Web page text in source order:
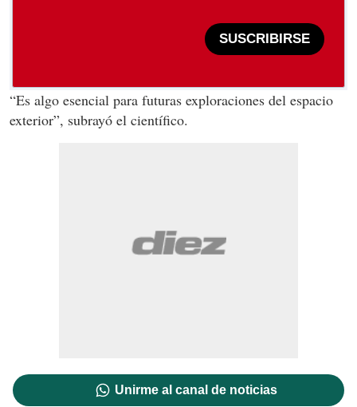
SUSCRIBIRSE
“Es algo esencial para futuras exploraciones del espacio
exterior”, subrayó el científico.
Unirme al canal de noticias